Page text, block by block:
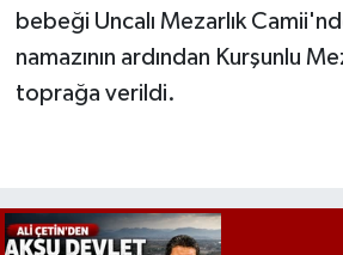
bebeği Uncalı Mezarlık
namazının ardından Kurşunlu
toprağa verildi.